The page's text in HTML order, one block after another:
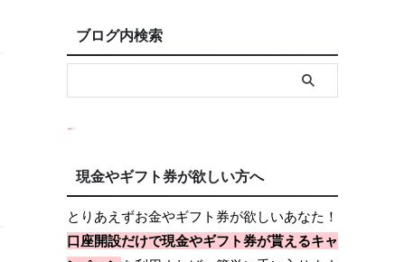
ブログ内検索
現金やギフト券が欲しい方へ
とりあえずお金やギフト券が欲しいあなた！
口座開設だけで現金やギフト券が貰えるキャ